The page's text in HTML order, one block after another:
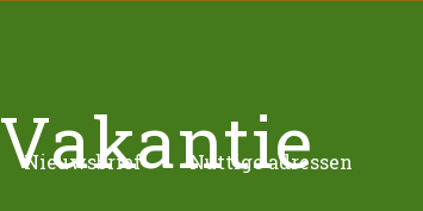
Nieuwsbrief Nuttige adressen
Vakantie